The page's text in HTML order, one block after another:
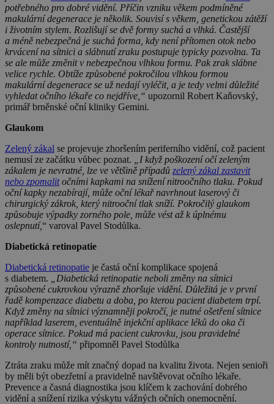
potřebného pro dobré vidění. Příčin vzniku věkem podmíněné
makulární degenerace je několik. Souvisí s věkem, genetickou zátěží
i životním stylem. Rozlišují se dvě formy suchá a vlhká. Častější
a méně nebezpečná je suchá forma, kdy není přítomen otok nebo
krvácení na sítnici a slábnutí zraku postupuje typicky pozvolna. Ta
se ale může změnit v nebezpečnou vlhkou formu. Pak zrak slábne
velice rychle. Obtíže způsobené pokročilou vlhkou formou
makulární degenerace se už nedají vyléčit, a je tedy velmi důležité
vyhledat očního lékaře co nejdříve,“ upozornil Robert Kaňovský,
primář brněnské oční kliniky Gemini.
Glaukom
Zelený zákal se projevuje zhoršením periferního vidění, což pacient
nemusí ze začátku vůbec poznat.
„I když poškození očí zeleným
zákalem je nevratné, lze ve většině případů zelený zákal zastavit
nebo zpomalitočními kapkami na snížení nitroočního tlaku. Pokud
oční kapky nezabírají, může oční lékař navrhnout laserový či
chirurgický zákrok, který nitrooční tlak sníží. Pokročilý glaukom
způsobuje výpadky zorného pole, může vést až k úplnému
oslepnutí,“ varoval Pavel Stodůlka.
Diabetická retinopatie
Diabetická retinopatie je častá oční komplikace spojená
s diabetem.
„Diabetická retinopatie neboli změny na sítnici
způsobené cukrovkou výrazně zhoršuje vidění. Důležitá je v první
řadě kompenzace diabetu a doba, po kterou pacient diabetem trpí.
Když změny na sítnici významněji pokročí, je nutné ošetření sítnice
například laserem, eventuálně injekční aplikace léků do oka či
operace sítnice. Pokud má pacient cukrovku, jsou pravidelné
kontroly nutností,“ připomněl Pavel Stodůlka
Ztráta zraku může mít značný dopad na kvalitu života. Nejen senioři
by měli být obezřetní a pravidelně navštěvovat očního lékaře.
Prevence a časná diagnostika jsou klíčem k zachování dobrého
vidění a snížení rizika výskytu vážných očních onemocnění.